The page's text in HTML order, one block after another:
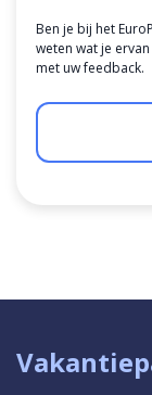
Ben je bij het
weten wat je
met uw feedback.